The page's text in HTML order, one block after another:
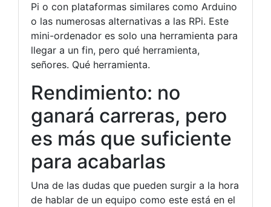
Pi o con plataformas similares como Arduino
o las numerosas alternativas a las RPi. Este
mini-ordenador es solo una herramienta para
llegar a un fin, pero qué herramienta,
señores. Qué herramienta.
Rendimiento: no
ganará carreras, pero
es más que suficiente
para acabarlas
Una de las dudas que pueden surgir a la hora
de hablar de un equipo como este está en el